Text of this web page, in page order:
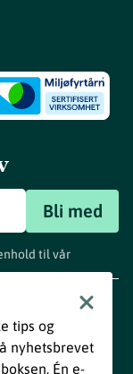
Bli med
til vår
tips og
nyhetsbrevet
Én e-